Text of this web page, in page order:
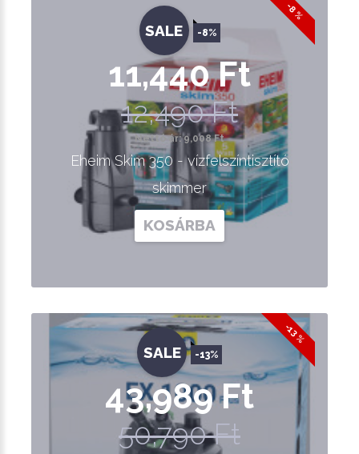
-8 %
SALE -8%
11,440 Ft
12,490 Ft
Nettó ár: 9,008 Ft
Eheim Skim 350 - vízfelszíntisztító
skimmer
KOSÁRBA
-13 %
SALE -13%
43,989 Ft
50,790 Ft